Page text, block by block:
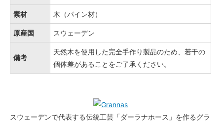
素材 木（パイン材）
原産国 スウェーデン
備考
天然木を使用した完全手作り製品のため、若干の
個体差があることをご了承ください。
スウェーデンで代表する伝統工芸「ダーラナホース」を作るグラ